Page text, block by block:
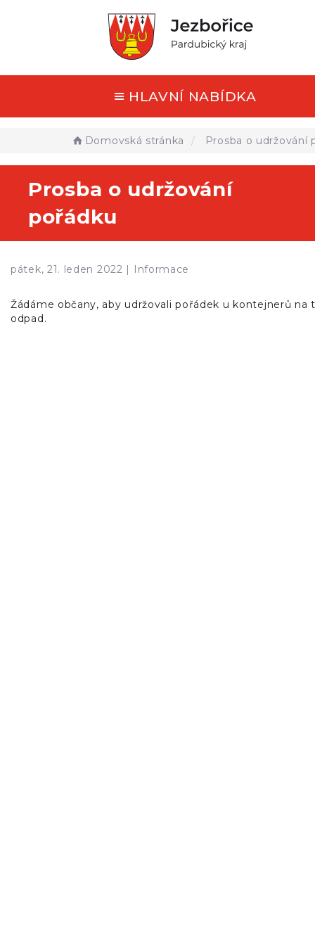
HLAVNÍ NABÍDKA
Domovská stránka Prosba o udržování
Prosba o udržování
pořádku
pátek, 21. leden 2022 | Informace
Žádáme občany, aby udržovali pořádek u kontejnerů na
odpad.